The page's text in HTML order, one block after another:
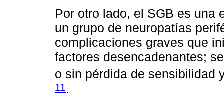
Por otro lado, el SGB es una
un grupo de neuropatías
complicaciones graves que
factores desencadenantes;
o sin pérdida de sensibilidad
11.